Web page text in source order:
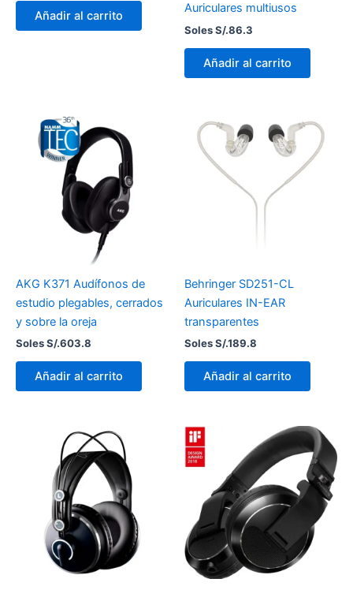
Añadir al carrito
Auriculares multiusos
Soles S/.86.3
Añadir al carrito
AKG K371 Audífonos de
estudio plegables, cerrados
y sobre la oreja
Soles S/.603.8
Añadir al carrito
Behringer SD251-CL
Auriculares IN-EAR
transparentes
Soles S/.189.8
Añadir al carrito